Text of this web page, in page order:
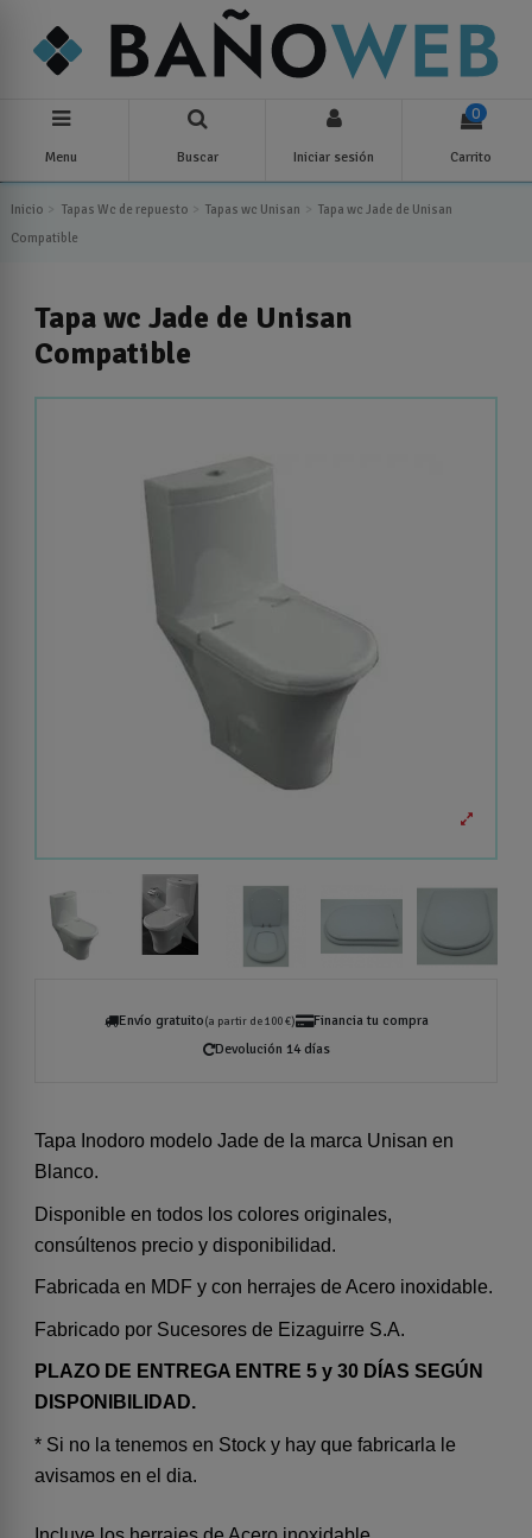
Menu Buscar Iniciar sesión
0
Carrito
Inicio Tapas Wc de repuesto Tapas wc Unisan
Tapa wc Jade de Unisan
Compatible
Tapa wc Jade de Unisan
Compatible
Envío gratuito(a partir de 100 €)
Financia tu compra
Devolución 14 días
Tapa Inodoro modelo Jade de la marca Unisan en
Blanco.
Disponible en todos los colores originales,
consúltenos precio y disponibilidad.
Fabricada en MDF y con herrajes de Acero inoxidable.
Fabricado por Sucesores de Eizaguirre S.A.
PLAZO DE ENTREGA ENTRE 5 y 30 DÍAS SEGÚN
DISPONIBILIDAD.
* Si no la tenemos en Stock y hay que fabricarla le
avisamos en el dia.